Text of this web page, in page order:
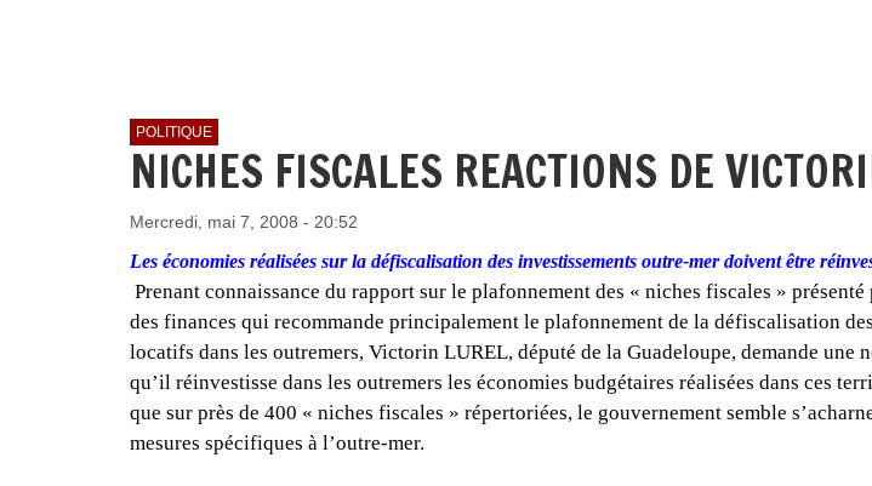
POLITIQUE
NICHES FISCALES REACTIONS DE
Mercredi, mai 7, 2008 - 20:52
Les économies réalisées sur la défiscalisation des investissements outre-mer doivent être
Prenant connaissance du rapport sur le plafonnement des « niches fiscales »
des finances qui recommande principalement le plafonnement de la défiscalisation
locatifs dans les outremers, Victorin LUREL, député de la Guadeloupe, demande une
qu’il réinvestisse dans les outremers les économies budgétaires réalisées dans ces
que sur près de 400 « niches fiscales » répertoriées, le gouvernement semble
mesures spécifiques à l’outre-mer.